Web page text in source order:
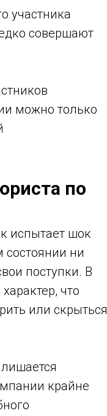
участника
совершают
можно только
по
испытает шок
ни
поступки. В
что
или скрыться
крайне